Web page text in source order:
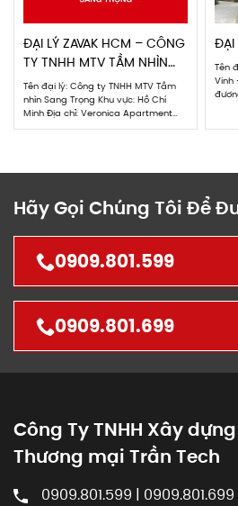
ĐẠI LÝ ZAVAK HCM – CÔNG
TY TNHH MTV TẦM NHÌN
SANG TRỌNG
Tên đại lý: Công ty TNHH MTV Tầm
nhìn Sang Trọng Khu vực: Hồ Chí
Minh Địa chỉ: Veronica Apartment
216/26 Nguyễn Văn Hưởng, Phường
ĐẠI
Tên
Vinh
Hãy Gọi Chúng Tôi Để
0909.801.599
0909.801.699
Công Ty TNHH Xây
Thương mại Trần Tech
0909.801.599 | 0909.801.699